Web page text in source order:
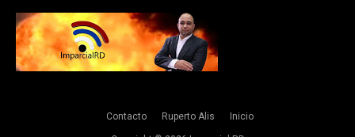
Contacto Ruperto Alis Inicio